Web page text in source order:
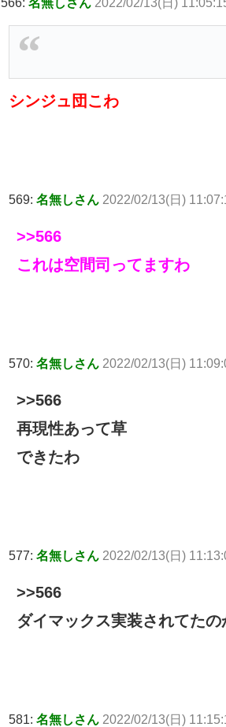
シンジュ団こわ
569: 名無しさん 2022/02/13(日)
>>566
これは空間司ってますわ
570: 名無しさん 2022/02/13(日)
>>566
再現性あって草
できたわ
577: 名無しさん 2022/02/13(日)
>>566
ダイマックス実装されてたの
581: 名無しさん 2022/02/13(日)